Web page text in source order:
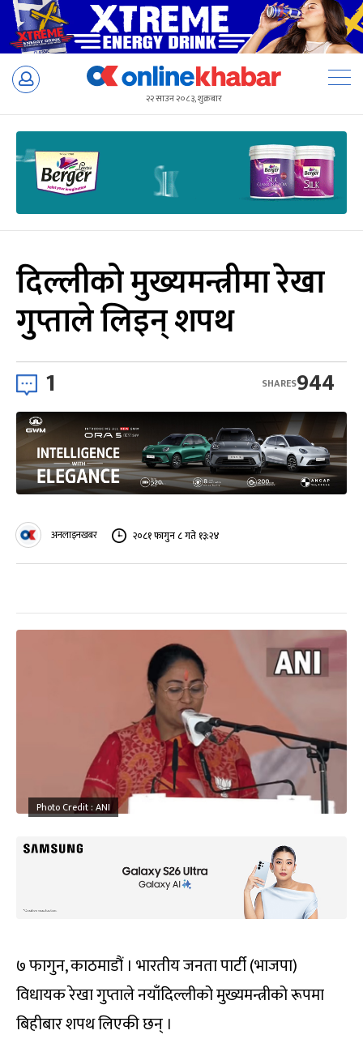
Skip
२२ साउन २०८३, शुक्रबार
दिल्लीको मुख्यमन्त्रीमा रेखा
गुप्ताले लिइन् शपथ
1 944
SHARES
अनलाइनखबर २०८१ फागुन ८ गते १३:२४
Photo Credit : ANI
७ फागुन, काठमाडौं । भारतीय जनता पार्टी (भाजपा)
विधायक रेखा गुप्ताले नयाँदिल्लीको मुख्यमन्त्रीको रूपमा
बिहीबार शपथ लिएकी छन् ।